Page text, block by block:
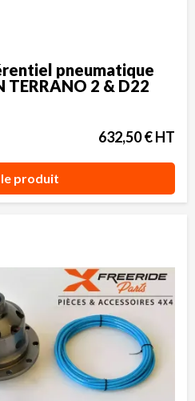
pneumatique
TERRANO 2 & D22
632,50 € HT
produit